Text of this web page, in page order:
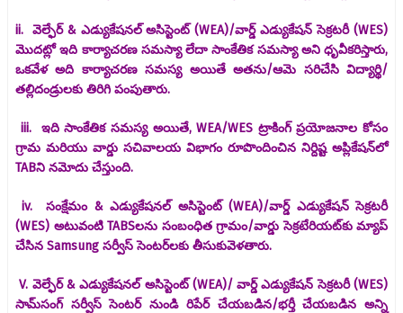
ii. వెల్ఫేర్ & ఎడ్యుకేషనల్ అసిస్టెంట్ (WEA)/వార్డ్ ఎడ్యుకేషన్ సెక్రటరీ (WES)
మొదట్లో ఇది కార్యాచరణ సమస్యా లేదా సాంకేతిక సమస్యా అని ధృవీకరిస్తారు,
ఒకవేళ అది కార్యాచరణ సమస్య అయితే అతను/ఆమె సరిచేసి విద్యార్థి/
తల్లిదండ్రులకు తిరిగి పంపుతారు.
iii. ఇది సాంకేతిక సమస్య అయితే, WEA/WES ట్రాకింగ్ ప్రయోజనాల కోసం
గ్రామ మరియు వార్డు సచివాలయ విభాగం రూపొందించిన నిర్దిష్ట అప్లికేషన్‌లో
TABని నమోదు చేస్తుంది.
iv. సంక్షేమం & ఎడ్యుకేషనల్ అసిస్టెంట్ (WEA)/వార్డ్ ఎడ్యుకేషన్ సెక్రటరీ
(WES) అటువంటి TABSలను సంబంధిత గ్రామం/వార్డు సెక్రటేరియట్‌కు మ్యాప్
చేసిన Samsung సర్వీస్ సెంటర్‌లకు తీసుకువెళతారు.
V. వెల్ఫేర్ & ఎడ్యుకేషనల్ అసిస్టెంట్ (WEA)/ వార్డ్ ఎడ్యుకేషన్ సెక్రటరీ (WES)
సామ్‌సంగ్ సర్వీస్ సెంటర్ నుండి రిపేర్ చేయబడిన/భర్తీ చేయబడిన అన్ని